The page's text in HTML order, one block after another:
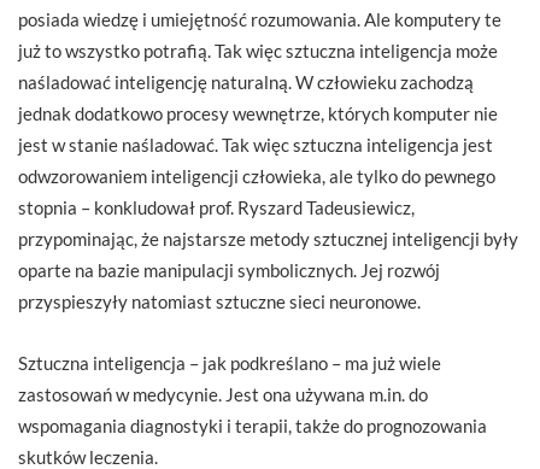
posiada wiedzę i umiejętność rozumowania. Ale komputery te
już to wszystko potrafią. Tak więc sztuczna inteligencja może
naśladować inteligencję naturalną. W człowieku zachodzą
jednak dodatkowo procesy wewnętrze, których komputer nie
jest w stanie naśladować. Tak więc sztuczna inteligencja jest
odwzorowaniem inteligencji człowieka, ale tylko do pewnego
stopnia – konkludował prof. Ryszard Tadeusiewicz,
przypominając, że najstarsze metody sztucznej inteligencji były
oparte na bazie manipulacji symbolicznych. Jej rozwój
przyspieszyły natomiast sztuczne sieci neuronowe.
Sztuczna inteligencja – jak podkreślano – ma już wiele
zastosowań w medycynie. Jest ona używana m.in. do
wspomagania diagnostyki i terapii, także do prognozowania
skutków leczenia.